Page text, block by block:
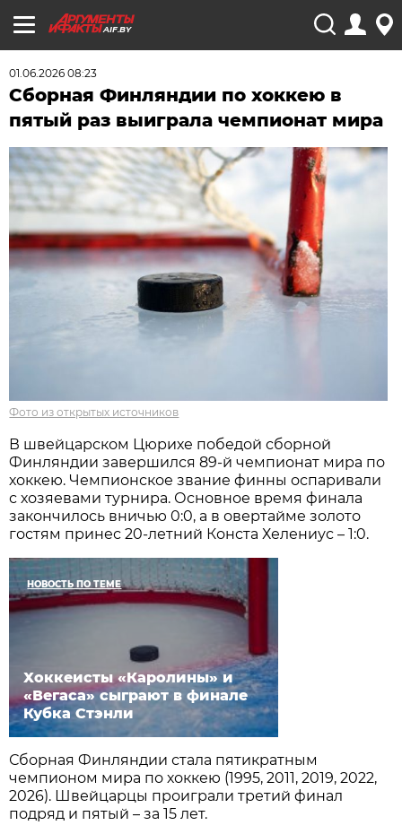
AIF.BY
01.06.2026 08:23
Сборная Финляндии по хоккею в
пятый раз выиграла чемпионат мира
Фото из открытых источников
В швейцарском Цюрихе победой сборной
Финляндии завершился 89-й чемпионат мира по
хоккею. Чемпионское звание финны оспаривали
с хозяевами турнира. Основное время финала
закончилось вничью 0:0, а в овертайме золото
гостям принес 20-летний Конста Хелениус – 1:0.
НОВОСТЬ ПО ТЕМЕ
Хоккеисты «Каролины» и
«Вегаса» сыграют в финале
Кубка Стэнли
Сборная Финляндии стала пятикратным
чемпионом мира по хоккею (1995, 2011, 2019, 2022,
2026). Швейцарцы проиграли третий финал
подряд и пятый – за 15 лет.